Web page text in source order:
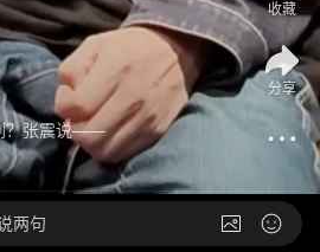
？张震说——
收藏
分享
两句